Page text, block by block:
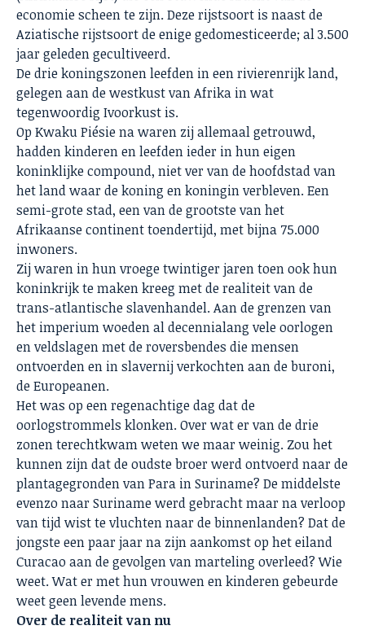
economie scheen te zijn. Deze rijstsoort is naast de
Aziatische rijstsoort de enige gedomesticeerde; al 3.500
jaar geleden gecultiveerd.
De drie koningszonen leefden in een rivierenrijk land,
gelegen aan de westkust van Afrika in wat
tegenwoordig Ivoorkust is.
Op Kwaku Piésie na waren zij allemaal getrouwd,
hadden kinderen en leefden ieder in hun eigen
koninklijke compound, niet ver van de hoofdstad van
het land waar de koning en koningin verbleven. Een
semi-grote stad, een van de grootste van het
Afrikaanse continent toendertijd, met bijna 75.000
inwoners.
Zij waren in hun vroege twintiger jaren toen ook hun
koninkrijk te maken kreeg met de realiteit van de
trans-atlantische slavenhandel. Aan de grenzen van
het imperium woeden al decennialang vele oorlogen
en veldslagen met de roversbendes die mensen
ontvoerden en in slavernij verkochten aan de buroni,
de Europeanen.
Het was op een regenachtige dag dat de
oorlogstrommels klonken. Over wat er van de drie
zonen terechtkwam weten we maar weinig. Zou het
kunnen zijn dat de oudste broer werd ontvoerd naar de
plantagegronden van Para in Suriname? De middelste
evenzo naar Suriname werd gebracht maar na verloop
van tijd wist te vluchten naar de binnenlanden? Dat de
jongste een paar jaar na zijn aankomst op het eiland
Curacao aan de gevolgen van marteling overleed? Wie
weet. Wat er met hun vrouwen en kinderen gebeurde
weet geen levende mens.
Over de realiteit van nu